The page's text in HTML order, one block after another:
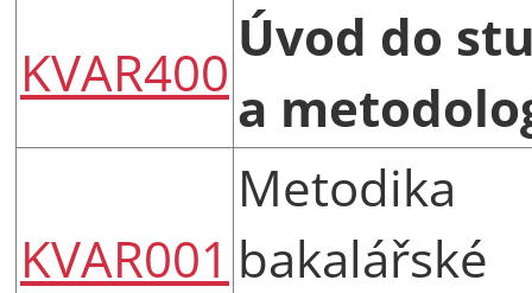
KVAR400
Úvod do
a
KVAR001
Metodika
bakalářské